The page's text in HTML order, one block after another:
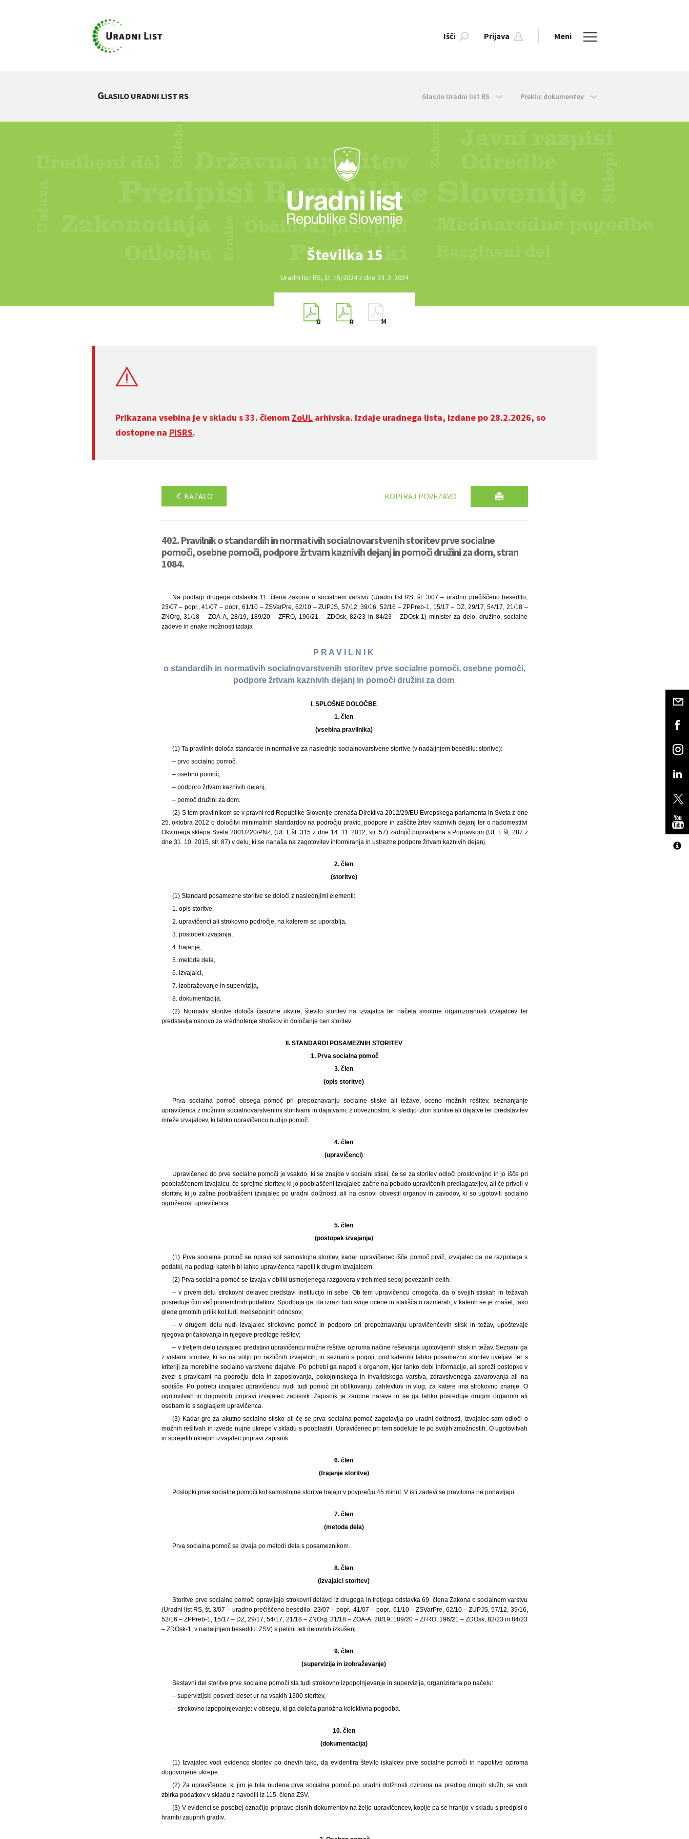
Išči Prijava Meni
GLASILO URADNI LIST RS Glasilo Uradni list RS Preklic dokumentov
Številka 15
Uradni list RS, št. 15/2024 z dne 23. 2. 2024
Prikazana vsebina je v skladu s 33. členom ZoUL arhivska. Izdaje uradnega lista, izdane po 28.2.2026, so
dostopne na PISRS.
KAZALO KOPIRAJ POVEZAVO
402. Pravilnik o standardih in normativih socialnovarstvenih storitev prve socialne
pomoči, osebne pomoči, podpore žrtvam kaznivih dejanj in pomoči družini za dom, stran
1084.
Na podlagi drugega odstavka 11. člena Zakona o socialnem varstvu (Uradni list RS, št. 3/07 – uradno prečiščeno besedilo,
23/07 – popr., 41/07 – popr., 61/10 – ZSVarPre, 62/10 – ZUPJS, 57/12, 39/16, 52/16 – ZPPreb-1, 15/17 – DZ, 29/17, 54/17, 21/18 –
ZNOrg, 31/18 – ZOA-A, 28/19, 189/20 – ZFRO, 196/21 – ZDOsk, 82/23 in 84/23 – ZDOsk-1) minister za delo, družino, socialne
zadeve in enake možnosti izdaja
P R A V I L N I K
o standardih in normativih socialnovarstvenih storitev prve socialne pomoči, osebne pomoči,
podpore žrtvam kaznivih dejanj in pomoči družini za dom
I. SPLOŠNE DOLOČBE
1. člen
(vsebina pravilnika)
(1) Ta pravilnik določa standarde in normative za naslednje socialnovarstvene storitve (v nadaljnjem besedilu: storitve):
– prvo socialno pomoč,
– osebno pomoč,
– podporo žrtvam kaznivih dejanj,
– pomoč družini za dom.
(2) S tem pravilnikom se v pravni red Republike Slovenije prenaša Direktiva 2012/29/EU Evropskega parlamenta in Sveta z dne
25. oktobra 2012 o določitvi minimalnih standardov na področju pravic, podpore in zaščite žrtev kaznivih dejanj ter o nadomestitvi
Okvirnega sklepa Sveta 2001/220/PNZ, (UL L št. 315 z dne 14. 11. 2012, str. 57) zadnjič popravljena s Popravkom (UL L št. 287 z
dne 31. 10. 2015, str. 87) v delu, ki se nanaša na zagotovitev informiranja in ustrezne podpore žrtvam kaznivih dejanj.
2. člen
(storitve)
(1) Standard posamezne storitve se določi z naslednjimi elementi:
1. opis storitve,
2. upravičenci ali strokovno področje, na katerem se uporablja,
3. postopek izvajanja,
4. trajanje,
5. metode dela,
6. izvajalci,
7. izobraževanje in supervizija,
8. dokumentacija.
(2) Normativ storitve določa časovne okvire, število storitev na izvajalca ter načela smotrne organiziranosti izvajalcev ter
predstavlja osnovo za vrednotenje stroškov in določanje cen storitev.
II. STANDARDI POSAMEZNIH STORITEV
1. Prva socialna pomoč
3. člen
(opis storitve)
Prva socialna pomoč obsega pomoč pri prepoznavanju socialne stiske ali težave, oceno možnih rešitev, seznanjanje
upravičenca z možnimi socialnovarstvenimi storitvami in dajatvami, z obveznostmi, ki sledijo izbiri storitve ali dajatve ter predstavitev
mreže izvajalcev, ki lahko upravičencu nudijo pomoč.
4. člen
(upravičenci)
Upravičenec do prve socialne pomoči je vsakdo, ki se znajde v socialni stiski, če se za storitev odloči prostovoljno in jo išče pri
pooblaščenem izvajalcu, če sprejme storitev, ki jo pooblaščeni izvajalec začne na pobudo upravičenih predlagateljev, ali če privoli v
storitev, ki jo začne pooblaščeni izvajalec po uradni dolžnosti, ali na osnovi obvestil organov in zavodov, ki so ugotovili socialno
ogroženost upravičenca.
5. člen
(postopek izvajanja)
(1) Prva socialna pomoč se opravi kot samostojna storitev, kadar upravičenec išče pomoč prvič, izvajalec pa ne razpolaga s
podatki, na podlagi katerih bi lahko upravičenca napotil k drugim izvajalcem.
(2) Prva socialna pomoč se izvaja v obliki usmerjenega razgovora v treh med seboj povezanih delih:
– v prvem delu strokovni delavec predstavi institucijo in sebe. Ob tem upravičencu omogoča, da o svojih stiskah in težavah
posreduje čim več pomembnih podatkov. Spodbuja ga, da izrazi tudi svoje ocene in stališča o razmerah, v katerih se je znašel, tako
glede gmotnih prilik kot tudi medsebojnih odnosov;
– v drugem delu nudi izvajalec strokovno pomoč in podporo pri prepoznavanju upravičenčevih stisk in težav, upoštevaje
njegova pričakovanja in njegove predloge rešitev;
– v tretjem delu izvajalec predstavi upravičencu možne rešitve oziroma načine reševanja ugotovljenih stisk in težav. Seznani ga
z vrstami storitev, ki so na voljo pri različnih izvajalcih, in seznani s pogoji, pod katerimi lahko posamezno storitev uveljavi ter s
kriteriji za morebitne socialno varstvene dajatve. Po potrebi ga napoti k organom, kjer lahko dobi informacije, ali sproži postopke v
zvezi s pravicami na področju dela in zaposlovanja, pokojninskega in invalidskega varstva, zdravstvenega zavarovanja ali na
sodišče. Po potrebi izvajalec upravičencu nudi tudi pomoč pri oblikovanju zahtevkov in vlog, za katere ima strokovno znanje. O
ugotovitvah in dogovorih pripravi izvajalec zapisnik. Zapisnik je zaupne narave in se ga lahko posreduje drugim organom ali
osebam le s soglasjem upravičenca.
(3) Kadar gre za akutno socialno stisko ali če se prva socialna pomoč zagotavlja po uradni dolžnosti, izvajalec sam odloči o
možnih rešitvah in izvede nujne ukrepe v skladu s pooblastili. Upravičenec pri tem sodeluje le po svojih zmožnostih. O ugotovitvah
in sprejetih ukrepih izvajalec pripravi zapisnik.
6. člen
(trajanje storitve)
Postopki prve socialne pomoči kot samostojne storitve trajajo v povprečju 45 minut. V isti zadevi se praviloma ne ponavljajo.
7. člen
(metoda dela)
Prva socialna pomoč se izvaja po metodi dela s posameznikom.
8. člen
(izvajalci storitev)
Storitve prve socialne pomoči opravljajo strokovni delavci iz drugega in tretjega odstavka 69. člena Zakona o socialnem varstvu
(Uradni list RS, št. 3/07 – uradno prečiščeno besedilo, 23/07 – popr., 41/07 – popr., 61/10 – ZSVarPre, 62/10 – ZUPJS, 57/12, 39/16,
52/16 – ZPPreb-1, 15/17 – DZ, 29/17, 54/17, 21/18 – ZNOrg, 31/18 – ZOA-A, 28/19, 189/20 – ZFRO, 196/21 – ZDOsk, 82/23 in 84/23
– ZDOsk-1; v nadaljnjem besedilu: ZSV) s petimi leti delovnih izkušenj.
9. člen
(supervizija in izobraževanje)
Sestavni del storitve prve socialne pomoči sta tudi strokovno izpopolnjevanje in supervizija, organizirana po načelu:
– supervizijski posveti: deset ur na vsakih 1300 storitev,
– strokovno izpopolnjevanje: v obsegu, ki ga določa panožna kolektivna pogodba.
10. člen
(dokumentacija)
(1) Izvajalec vodi evidenco storitev po dnevih tako, da evidentira število iskalcev prve socialne pomoči in napotitve oziroma
dogovorjene ukrepe.
(2) Za upravičence, ki jim je bila nudena prva socialna pomoč po uradni dolžnosti oziroma na predlog drugih služb, se vodi
zbirka podatkov v skladu z navodili iz 115. člena ZSV.
(3) V evidenci se posebej označijo priprave pisnih dokumentov na željo upravičencev, kopije pa se hranijo v skladu s predpisi o
hrambi zaupnih gradiv.